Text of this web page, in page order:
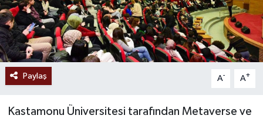
Paylaş A- A+
Kastamonu Üniversitesi tarafından Metaverse ve